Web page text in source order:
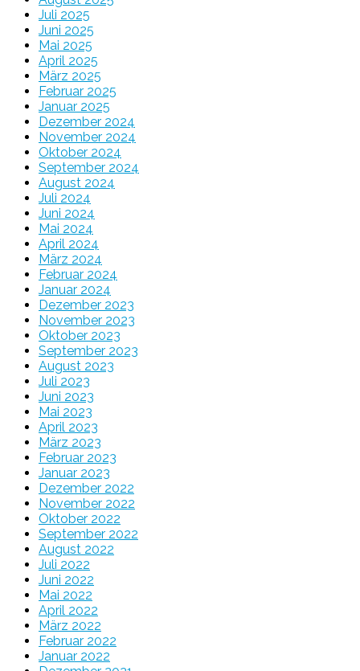
Juli 2025
Juni 2025
Mai 2025
April 2025
März 2025
Februar 2025
Januar 2025
Dezember 2024
November 2024
Oktober 2024
September 2024
August 2024
Juli 2024
Juni 2024
Mai 2024
April 2024
März 2024
Februar 2024
Januar 2024
Dezember 2023
November 2023
Oktober 2023
September 2023
August 2023
Juli 2023
Juni 2023
Mai 2023
April 2023
März 2023
Februar 2023
Januar 2023
Dezember 2022
November 2022
Oktober 2022
September 2022
August 2022
Juli 2022
Juni 2022
Mai 2022
April 2022
März 2022
Februar 2022
Januar 2022